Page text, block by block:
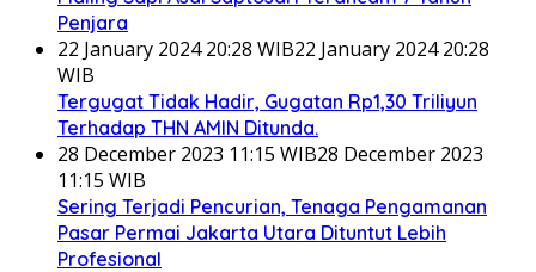
Penjara
22 January 2024 20:28 WIB22 January 2024 20:28
WIB
Tergugat Tidak Hadir, Gugatan Rp1,30 Triliyun
Terhadap THN AMIN Ditunda.
28 December 2023 11:15 WIB28 December 2023
11:15 WIB
Sering Terjadi Pencurian, Tenaga Pengamanan
Pasar Permai Jakarta Utara Dituntut Lebih
Profesional